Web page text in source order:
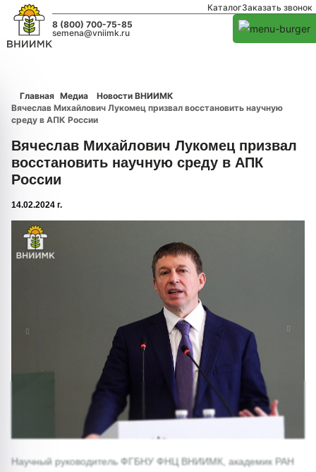
КаталогЗаказать звонок
8 (800) 700-75-85
semena@vniimk.ru
Главная Медиа
Новости ВНИИМК
Вячеслав Михайлович Лукомец призвал восстановить научную
среду в АПК России
Вячеслав Михайлович Лукомец призвал
восстановить научную среду в АПК
России
14.02.2024 г.
Научный руководитель ФГБНУ ФНЦ ВНИИМК, академик РАН